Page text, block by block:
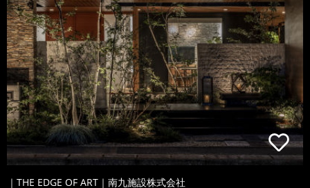
｜THE EDGE OF ART｜南九施設株式会社